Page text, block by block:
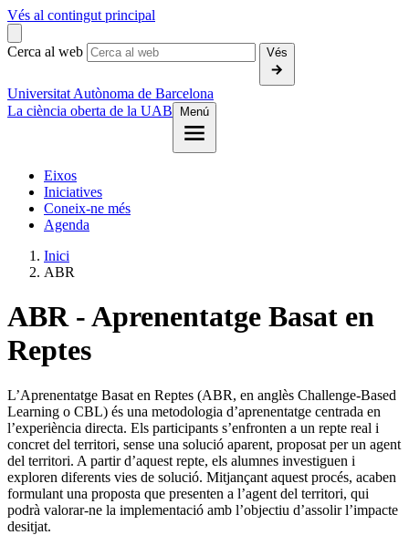
Vés al contingut principal
Cerca al web Vés
Universitat Autònoma de Barcelona
La ciència oberta de la UAB
Menú
Eixos
Iniciatives
Coneix-ne més
Agenda
Inici
ABR
ABR - Aprenentatge Basat en
Reptes
L’Aprenentatge Basat en Reptes (ABR, en anglès Challenge-Based
Learning o CBL) és una metodologia d’aprenentatge centrada en
l’experiència directa. Els participants s’enfronten a un repte real i
concret del territori, sense una solució aparent, proposat per un agent
del territori. A partir d’aquest repte, els alumnes investiguen i
exploren diferents vies de solució. Mitjançant aquest procés, acaben
formulant una proposta que presenten a l’agent del territori, qui
podrà valorar-ne la implementació amb l’objectiu d’assolir l’impacte
desitjat.